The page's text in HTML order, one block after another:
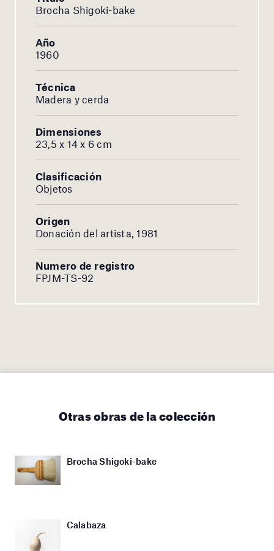
Brocha Shigoki-bake
Año
1960
Técnica
Madera y cerda
Dimensiones
23,5 x 14 x 6 cm
Clasificación
Objetos
Origen
Donación del artista, 1981
Numero de registro
FPJM-TS-92
Otras obras de la colección
Brocha Shigoki-bake
Calabaza